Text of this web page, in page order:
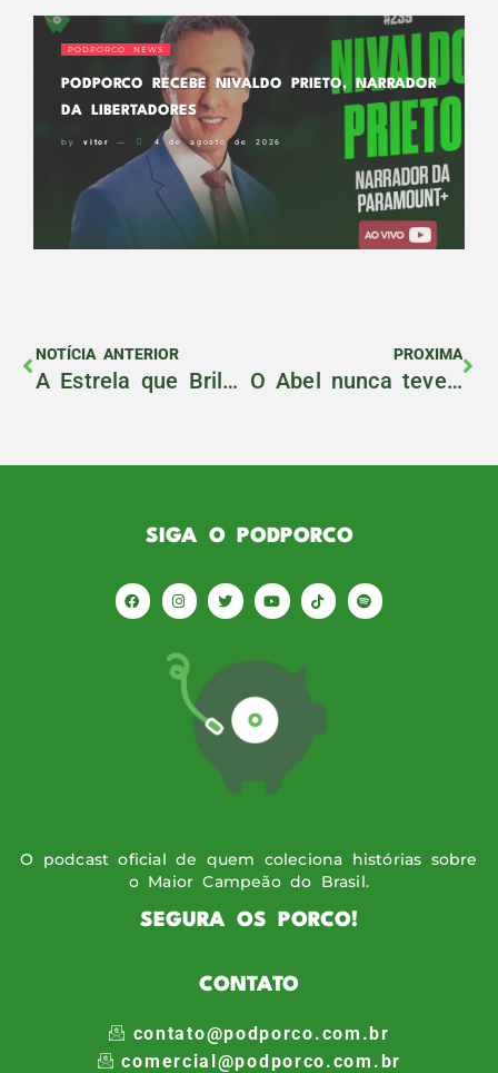
PODPORCO NEWS
PODPORCO RECEBE NIVALDO PRIETO, NARRADOR
DA LIBERTADORES
by vitor 4 de agosto de 2026
NOTÍCIA ANTERIOR
A Estrela que Brilha Verde desde a Infância
PROXIMA
O Abel nunca teve um elenco tão bom nas mãos!
SIGA O PODPORCO
O podcast oficial de quem coleciona histórias sobre
o Maior Campeão do Brasil.
SEGURA OS PORCO!
CONTATO
contato@podporco.com.br
comercial@podporco.com.br